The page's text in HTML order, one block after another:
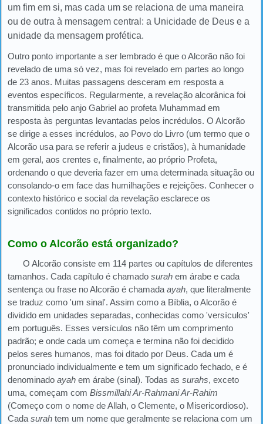
um fim em si, mas cada um se relaciona de uma maneira
ou de outra à mensagem central: a Unicidade de Deus e a
unidade da mensagem profética.
Outro ponto importante a ser lembrado é que o Alcorão não foi
revelado de uma só vez, mas foi revelado em partes ao longo
de 23 anos. Muitas passagens desceram em resposta a
eventos específicos. Regularmente, a revelação alcorânica foi
transmitida pelo anjo Gabriel ao profeta Muhammad em
resposta às perguntas levantadas pelos incrédulos. O Alcorão
se dirige a esses incrédulos, ao Povo do Livro (um termo que o
Alcorão usa para se referir a judeus e cristãos), à humanidade
em geral, aos crentes e, finalmente, ao próprio Profeta,
ordenando o que deveria fazer em uma determinada situação ou
consolando-o em face das humilhações e rejeições. Conhecer o
contexto histórico e social da revelação esclarece os
significados contidos no próprio texto.
Como o Alcorão está organizado?
O Alcorão consiste em 114 partes ou capítulos de diferentes
tamanhos. Cada capítulo é chamado surah em árabe e cada
sentença ou frase no Alcorão é chamada ayah, que literalmente
se traduz como 'um sinal'. Assim como a Bíblia, o Alcorão é
dividido em unidades separadas, conhecidas como 'versículos'
em português. Esses versículos não têm um comprimento
padrão; e onde cada um começa e termina não foi decidido
pelos seres humanos, mas foi ditado por Deus. Cada um é
pronunciado individualmente e tem um significado fechado, e é
denominado ayah em árabe (sinal). Todas as surahs, exceto
uma, começam com Bissmillahi Ar-Rahmani Ar-Rahim
(Começo com o nome de Allah, o Clemente, o Misericordioso).
Cada surah tem um nome que geralmente se relaciona com um